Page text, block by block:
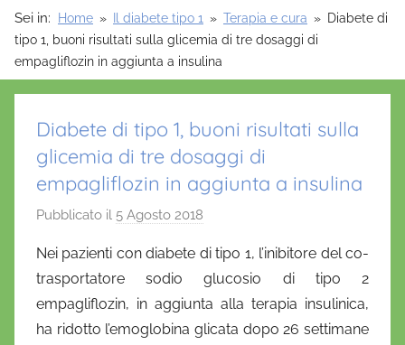
Sei in: Home Il diabete tipo 1 Terapia e cura
Diabete di
tipo 1, buoni risultati sulla glicemia di tre dosaggi di
empagliflozin in aggiunta a insulina
Diabete di tipo 1, buoni risultati sulla
glicemia di tre dosaggi di
empagliflozin in aggiunta a insulina
Pubblicato il 5 Agosto 2018
D
a
n
i
Nei pazienti con diabete di tipo 1, l’inibitore del co-
trasportatore sodio glucosio di tipo 2
empagliflozin, in aggiunta alla terapia insulinica,
ha ridotto l’emoglobina glicata dopo 26 settimane